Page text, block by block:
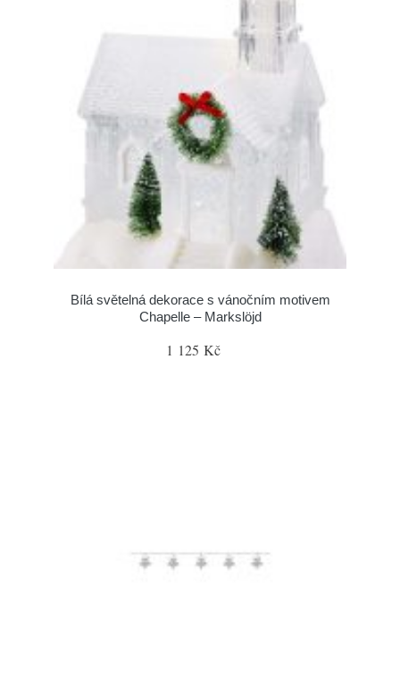
Bílá světelná dekorace s vánočním motivem
Chapelle – Markslöjd
1 125 Kč